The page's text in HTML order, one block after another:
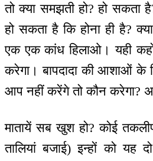
तो क्या समझती हो? हो सकता
हो सकता है कि होना ही है?
एक एक कांध हिलाओ। यही
करेगा। बापदादा की आशाओं के
आप नहीं करेंगे तो कौन करेगा?
मातायें सब खुश हो? कोई
तालियां बजाई) इन्हों को यह